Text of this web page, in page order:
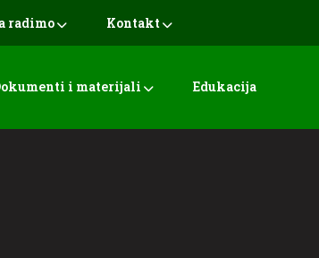
radimo Kontakt
i materijali Edukacija